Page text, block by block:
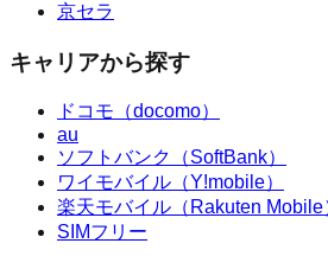
京セラ
キャリアから探す
ドコモ（docomo）
au
ソフトバンク（SoftBank）
ワイモバイル（Y!mobile）
楽天モバイル（Rakuten Mobile
SIMフリー